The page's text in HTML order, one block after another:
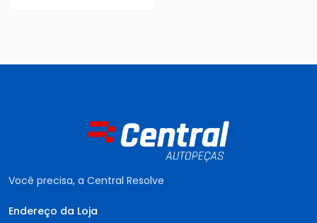
Você precisa, a Central Resolve
Endereço da Loja